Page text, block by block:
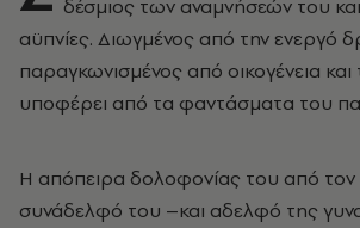
δέσµιος των αναµνήσεών του
αϋπνίες. Διωγµένος από την ενεργό
παραγκωνισµένος από οικογένεια και
υποφέρει από τα φαντάσµατα του
Η απόπειρα δολοφονίας του από
συνάδελφό του –και αδελφό της